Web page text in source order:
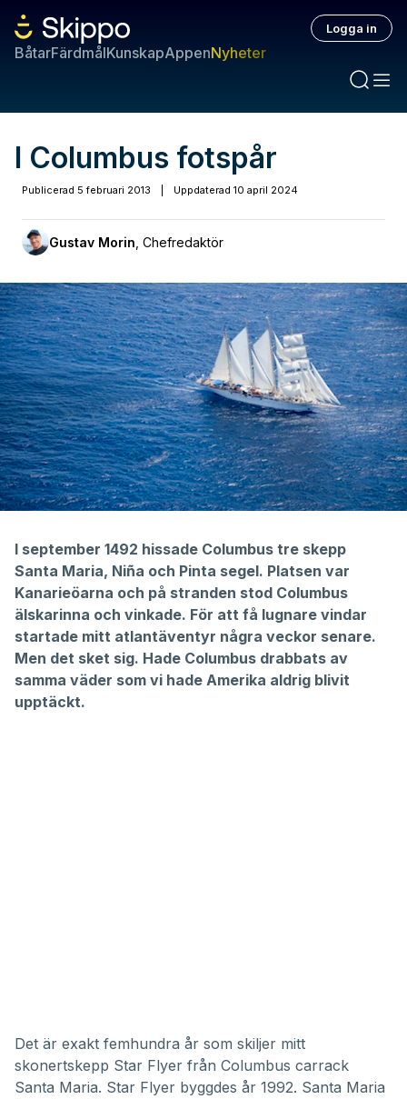
BåtarFärdmålKunskapAppenNyheter
Logga in
I Columbus fotspår
Publicerad 5 februari 2013 Uppdaterad 10 april 2024
Gustav Morin Chefredaktör
I september 1492 hissade Columbus tre skepp
Santa Maria, Niña och Pinta segel. Platsen var
Kanarieöarna och på stranden stod Columbus
älskarinna och vinkade. För att få lugnare vindar
startade mitt atlantäventyr några veckor senare.
Men det sket sig. Hade Columbus drabbats av
samma väder som vi hade Amerika aldrig blivit
upptäckt.
Det är exakt femhundra år som skiljer mitt
skonertskepp Star Flyer från Columbus carrack
Santa Maria. Star Flyer byggdes år 1992. Santa Maria